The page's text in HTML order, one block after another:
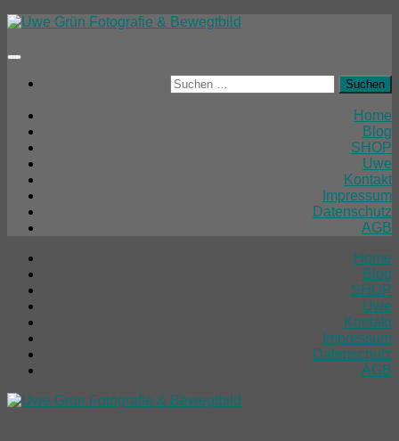
Unter
Inhalt
Suchen
nach:
Home
Blog
SHOP
Uwe
Kontakt
Impressum
Datenschutz
AGB
Home
Blog
SHOP
Uwe
Kontakt
Impressum
Datenschutz
AGB